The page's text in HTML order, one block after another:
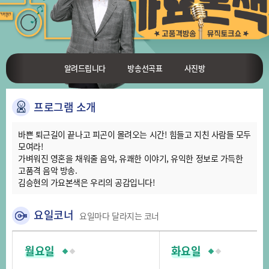
알려드립니다 방송선곡표 사진방
프로그램 소개
바쁜 퇴근길이 끝나고 피곤이 몰려오는 시간! 힘들고 지친 사람들 모두
모여라!
가벼워진 영혼을 채워줄 음악, 유쾌한 이야기, 유익한 정보로 가득한
고품격 음악 방송.
김승현의 가요본색은 우리의 공감입니다!
요일코너 요일마다 달라지는 코너
월요일 화요일